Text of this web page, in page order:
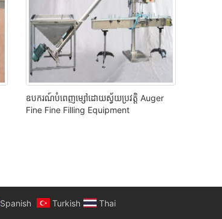
ឧបករណ៍បំពេញម្សៅដោយស្វ័យប្រវត្តិ Auger
Fine Fine Filling Equipment
Spanish Turkish
Thai